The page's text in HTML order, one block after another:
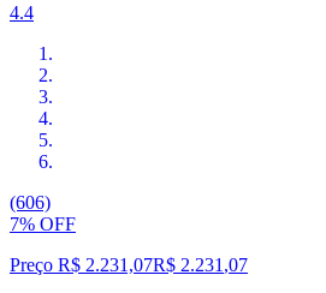
4.4
(606)
7% OFF
Preço R$ 2.231,07R$ 2.231 ,07